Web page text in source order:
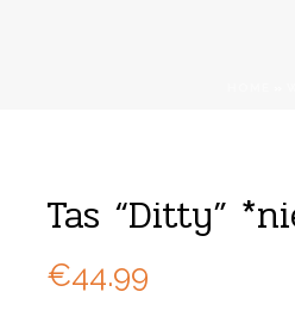
Tas “Ditty”
€44.99